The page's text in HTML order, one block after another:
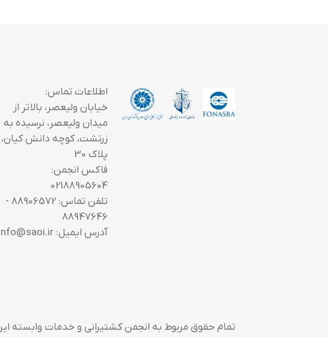
اطلاعات تماس:
خیابان ولیعصر، بالاتر از
میدان ولیعصر، نرسیده به
زرتشت، کوچه دانش کیان،
پلاک 30
فاکس انجمن:
02188905604
تلفن تماس: 88906572 -
88947646
آدرس ایمیل: info@saoi.ir
تمام حقوق مربوط به انجمن کشتیرانی و خدمات وابسته